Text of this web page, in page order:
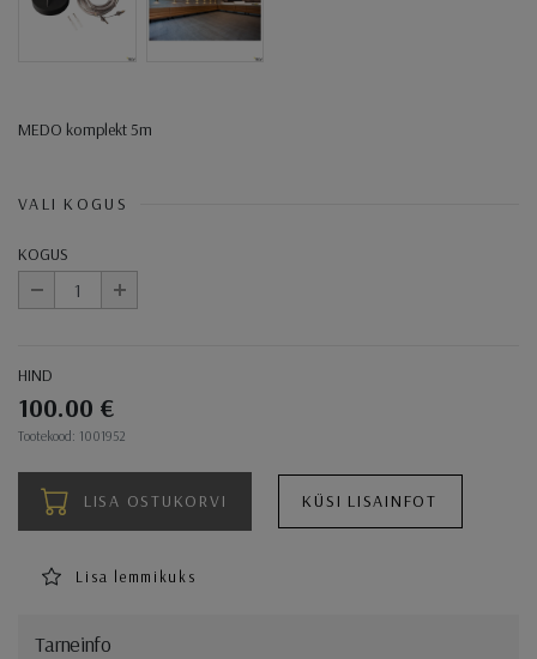
MEDO komplekt 5m
VALI KOGUS
KOGUS
+
Ostukorvi toimingud
HIND
100.00 €
Tootekood: 1001952
LISA OSTUKORVI KÜSI LISAINFOT
Lisa lemmikuks
Tarneinfo